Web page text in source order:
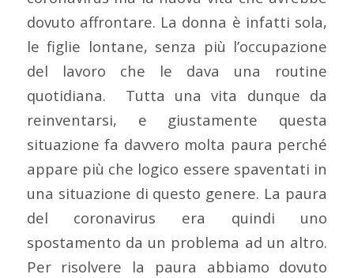
dovuto affrontare. La donna è infatti sola,
le figlie lontane, senza più l’occupazione
del lavoro che le dava una routine
quotidiana. Tutta una vita dunque da
reinventarsi, e giustamente questa
situazione fa davvero molta paura perché
appare più che logico essere spaventati in
una situazione di questo genere. La paura
del coronavirus era quindi uno
spostamento da un problema ad un altro.
Per risolvere la paura abbiamo dovuto